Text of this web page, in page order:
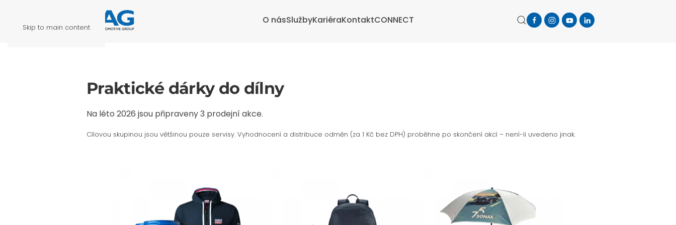
Skip to main content
O násSlužbyKariéraKontaktCONNECT
Praktické dárky do dílny
Na léto 2026 jsou připraveny 3 prodejní akce.
Cílovou skupinou jsou většinou pouze servisy. Vyhodnocení a distribuce odměn (za 1 Kč bez DPH) proběhne po skončení akcí – není-li uvedeno jinak.